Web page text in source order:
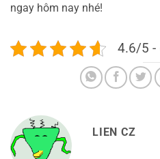
ngay hôm nay nhé!
4.6/5 -
LIEN CZ